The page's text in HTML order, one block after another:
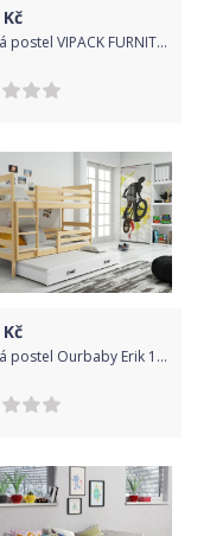
Kč
Dětská postel VIPACK FURNITURE New York bílá 200x90 cm
Kč
Dětská postel Ourbaby Erik 190x80 cm